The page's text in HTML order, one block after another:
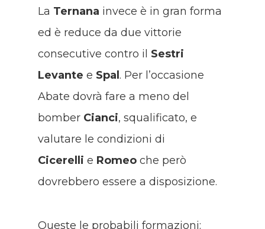
La Ternana invece è in gran forma
ed è reduce da due vittorie
consecutive contro il Sestri
Levante e Spal . Per l’occasione
Abate dovrà fare a meno del
bomber Cianci, squalificato, e
valutare le condizioni di
Cicerelli e Romeo che però
dovrebbero essere a disposizione.
Queste le probabili formazioni: